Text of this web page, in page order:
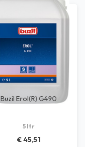
Buzil Erol(R) G490
5 ltr
€ 45,51